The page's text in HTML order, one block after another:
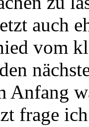
auch
vom
Anfang
frage